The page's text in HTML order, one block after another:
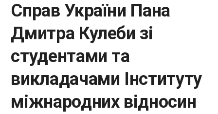
Справ України Пана
Дмитра Кулеби зі
студентами та
викладачами Інституту
міжнародних відносин